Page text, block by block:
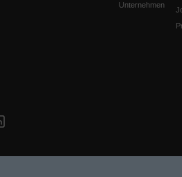
Unternehmen